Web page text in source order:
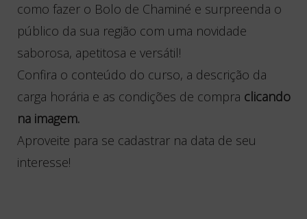
como fazer o Bolo de Chaminé e surpreenda o
público da sua região com uma novidade
saborosa, apetitosa e versátil!
Confira o conteúdo do curso, a descrição da
carga horária e as condições de compra clicando
na imagem.
Aproveite para se cadastrar na data de seu
interesse!